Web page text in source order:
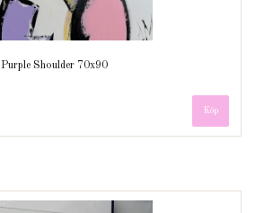
Purple Shoulder 70x90